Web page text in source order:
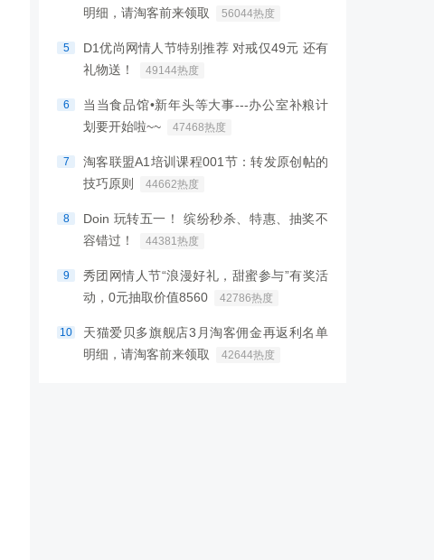
明细，请淘客前来领取
56044热度
5
D1优尚网情人节特别推荐 对戒仅49元 还有
礼物送！
49144热度
6
当当食品馆•新年头等大事---办公室补粮计
划要开始啦~~
47468热度
7
淘客联盟A1培训课程001节：转发原创帖的
技巧原则
44662热度
8
Doin 玩转五一！ 缤纷秒杀、特惠、抽奖不
容错过！
44381热度
9
秀团网情人节“浪漫好礼，甜蜜参与”有奖活
动，0元抽取价值8560
42786热度
10
天猫爱贝多旗舰店3月淘客佣金再返利名单
明细，请淘客前来领取
42644热度